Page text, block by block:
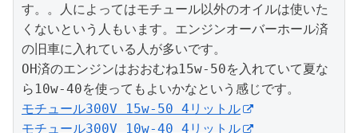
す。。人によってはモチュール以外のオイルは使いた
くないという人もいます。エンジンオーバーホール済
の旧車に入れている人が多いです。
OH済のエンジンはおおむね15w-50を入れていて夏な
モチュール300V 15w-50 4リットル
モチュール300V 10w-40 4リットル